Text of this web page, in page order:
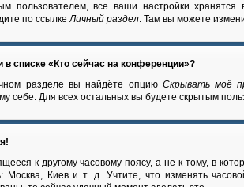
пользователем, все ваши настройки
по ссылкеЛичный раздел. Там вы можете
списке «Кто сейчас на конференции»?
разделе вы найдёте опцию Скрывать моё
себе. Для всех остальных вы будете скрытым
к другому часовому поясу, а не к тому, в
Киев и т. д. Учтите, что изменять